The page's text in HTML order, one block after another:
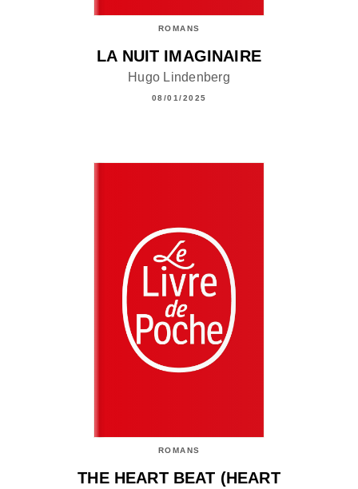
ROMANS
LA NUIT IMAGINAIRE
Hugo Lindenberg
08/01/2025
ROMANS
THE HEART BEAT (HEART